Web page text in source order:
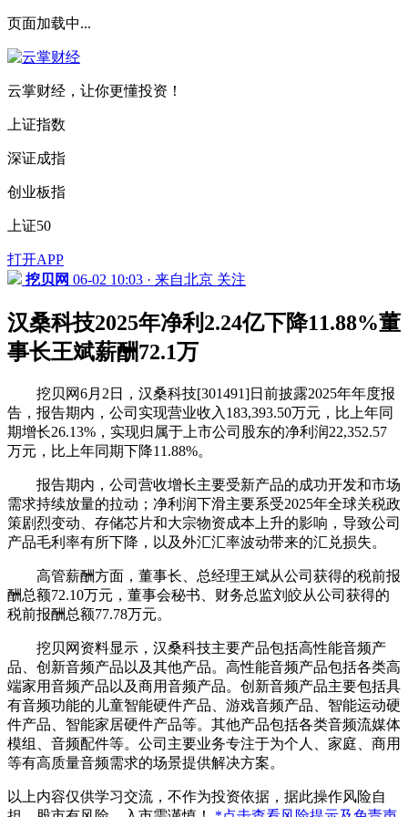
页面加载中...
云掌财经，让你更懂投资！
上证指数
深证成指
创业板指
上证50
打开APP
挖贝网 06-02 10:03 · 来自北京 关注
汉桑科技2025年净利2.24亿下降11.88%董
事长王斌薪酬72.1万
挖贝网6月2日，汉桑科技[301491]日前披露2025年年度报
告，报告期内，公司实现营业收入183,393.50万元，比上年同
期增长26.13%，实现归属于上市公司股东的净利润22,352.57
万元，比上年同期下降11.88%。
报告期内，公司营收增长主要受新产品的成功开发和市场
需求持续放量的拉动；净利润下滑主要系受2025年全球关税政
策剧烈变动、存储芯片和大宗物资成本上升的影响，导致公司
产品毛利率有所下降，以及外汇汇率波动带来的汇兑损失。
高管薪酬方面，董事长、总经理王斌从公司获得的税前报
酬总额72.10万元，董事会秘书、财务总监刘皎从公司获得的
税前报酬总额77.78万元。
挖贝网资料显示，汉桑科技主要产品包括高性能音频产
品、创新音频产品以及其他产品。高性能音频产品包括各类高
端家用音频产品以及商用音频产品。创新音频产品主要包括具
有音频功能的儿童智能硬件产品、游戏音频产品、智能运动硬
件产品、智能家居硬件产品等。其他产品包括各类音频流媒体
模组、音频配件等。公司主要业务专注于为个人、家庭、商用
等有高质量音频需求的场景提供解决方案。
以上内容仅供学习交流，不作为投资依据，据此操作风险自